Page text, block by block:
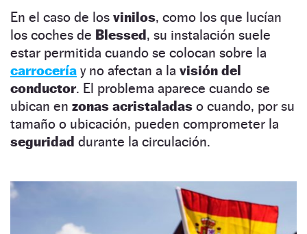
En el caso de los vinilos, como los que lucían
los coches de Blessed, su instalación suele
estar permitida cuando se colocan sobre la
carrocería y no afectan a la visión del
conductor. El problema aparece cuando se
ubican en zonas acristaladas o cuando, por su
tamaño o ubicación, pueden comprometer la
seguridad durante la circulación.